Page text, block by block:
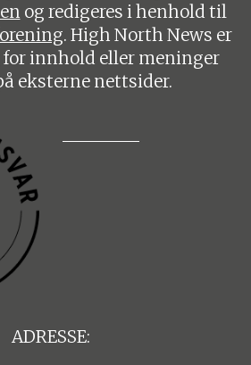
og redigeres i henhold til
. High North News er
innhold eller meninger
eksterne nettsider.
ADRESSE: